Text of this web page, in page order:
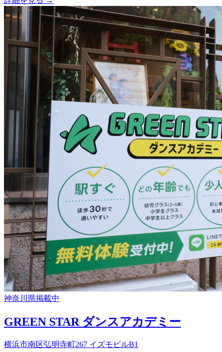
神奈川県掲載中
GREEN STAR ダンスアカデミー
横浜市南区弘明寺町267 イズモビルB1